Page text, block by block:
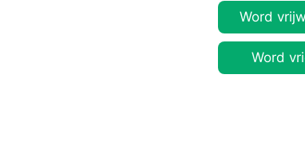
Word
Word